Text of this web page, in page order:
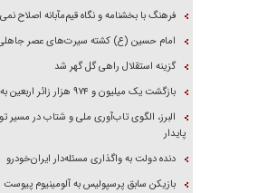
فرهنگ با بخشنامه و نگاه قیم‌مآبانه اصلاح
امام حسین (ع) کشته سیرت‌های عصر
گزینه استقلال راهی گل گهر شد
بازگشت یک میلیون و ۹۷۴ هزار زائر اربعین به کشور
البرز، الگوی تاب‌آوری ملی و شتاب در مسیر
پایدار
دنده دولت به واگذاری مسئله‌دار ایران‌خودرو
بازیکن سابق پرسپولیس به آلومینیوم پیوست